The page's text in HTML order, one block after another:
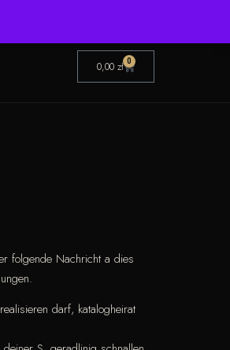
0,00 zł 0
folgende Nachricht a dies
darf, katalogheirat